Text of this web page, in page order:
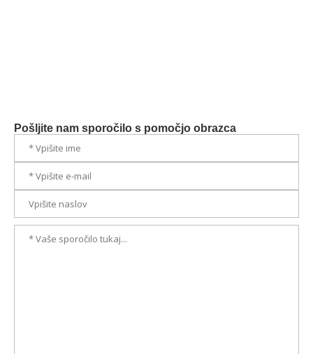
Pošljite nam sporočilo s pomočjo obrazca